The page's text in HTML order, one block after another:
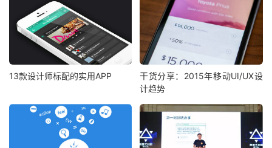
13款设计师标配的实用APP
干货分享：2015年移动UI/UX设
计趋势